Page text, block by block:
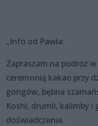
„Info od Pawła:
Zapraszam na podróż w
ceremonią kakao przy
gongów, bębna
Koshi, drumli, kalimby i
doświadczenie.